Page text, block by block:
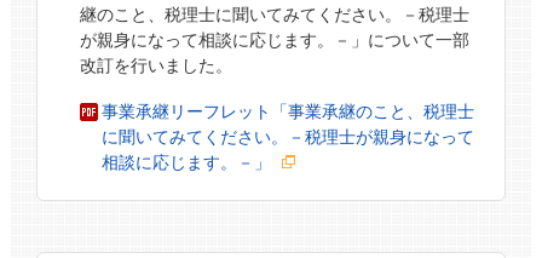
継のこと、税理士に聞いてみてください。－税理士
が親身になって相談に応じます。－」について一部
改訂を行いました。
事業承継リーフレット「事業承継のこと、税理士
に聞いてみてください。－税理士が親身になって
相談に応じます。－」